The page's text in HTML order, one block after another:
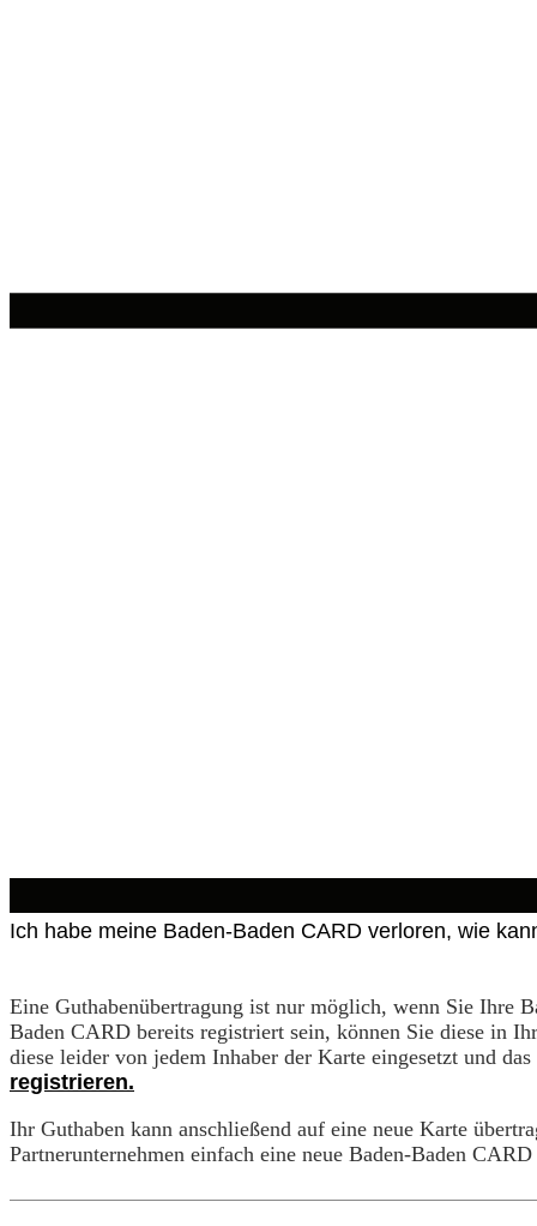
Ich habe meine Baden-Baden CARD verloren, wie
Eine Guthabenübertragung ist nur möglich, wenn Sie Ihre
Baden CARD bereits registriert sein, können Sie diese in
diese leider von jedem Inhaber der Karte eingesetzt und
registrieren.
Ihr Guthaben kann anschließend auf eine neue Karte
Partnerunternehmen einfach eine neue Baden-Baden